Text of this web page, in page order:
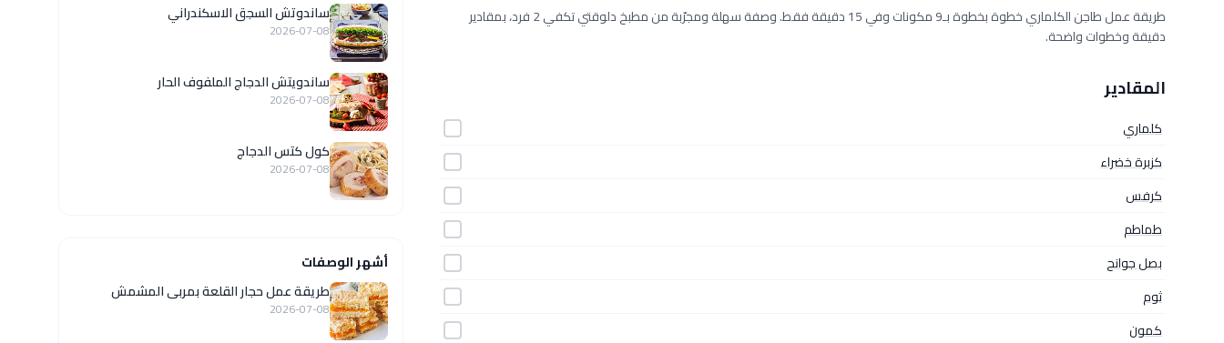
طريقة عمل طاجن الكلماري خطوة بخطوة بـ9 مكونات وفي 15 دقيقة فقط. وصفة سهلة ومجرّبة من مطبخ دلوقتي تكفي 2 فرد، بمقادير
دقيقة وخطوات واضحة.
المقادير
كلماري
كزبرة خضراء
كرفس
طماطم
بصل جوانح
ثوم
كمون
ساندوتش السجق الاسكندراني
2026-07-08
ساندويتش الدجاج الملفوف الحار
2026-07-08
كول كتس الدجاج
2026-07-08
أشهر الوصفات
طريقة عمل حجار القلعة بمربى المشمش
2026-07-08